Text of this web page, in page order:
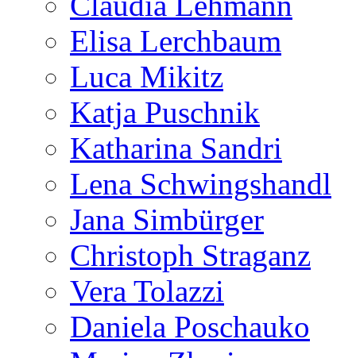
Elisa Lerchbaum
Luca Mikitz
Katja Puschnik
Katharina Sandri
Lena Schwingshandl
Jana Simbürger
Christoph Straganz
Vera Tolazzi
Daniela Poschauko